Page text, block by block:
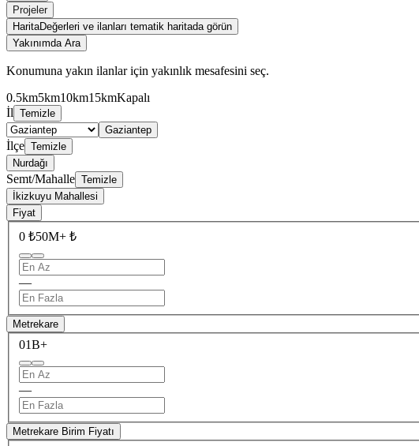
Projeler
HaritaDeğerleri ve ilanları tematik haritada görün
Yakınımda Ara
Konumuna yakın ilanlar için yakınlık mesafesini seç.
0.5km5km10km15kmKapalı
İl Temizle
Gaziantep
İlçe Temizle
Nurdağı
Semt/Mahalle Temizle
İkizkuyu Mahallesi
Fiyat
0 ₺50M+ ₺
—
Metrekare
01B+
—
Metrekare Birim Fiyatı